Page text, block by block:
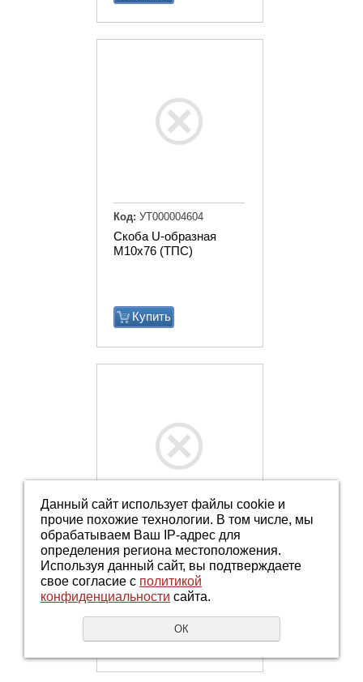
Скоба U-образная
М10х76 (ТПС)
Купить
Код: УТ000004604
Узел крепления
двойной 60*60*60
Купить
Код:УТ000004567
Данный сайт использует файлы cookie и
прочие похожие технологии. В том числе, мы
обрабатываем Ваш IP-адрес для
определения региона местоположения.
Используя данный сайт, вы подтверждаете
свое согласие с политикой
конфиденциальности сайта.
ОК